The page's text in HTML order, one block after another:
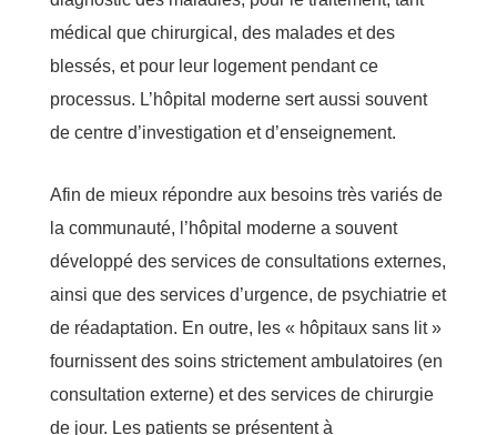
médical que chirurgical, des malades et des
blessés, et pour leur logement pendant ce
processus. L’hôpital moderne sert aussi souvent
de centre d’investigation et d’enseignement.
Afin de mieux répondre aux besoins très variés de
la communauté, l’hôpital moderne a souvent
développé des services de consultations externes,
ainsi que des services d’urgence, de psychiatrie et
de réadaptation. En outre, les « hôpitaux sans lit »
fournissent des soins strictement ambulatoires (en
consultation externe) et des services de chirurgie
de jour. Les patients se présentent à